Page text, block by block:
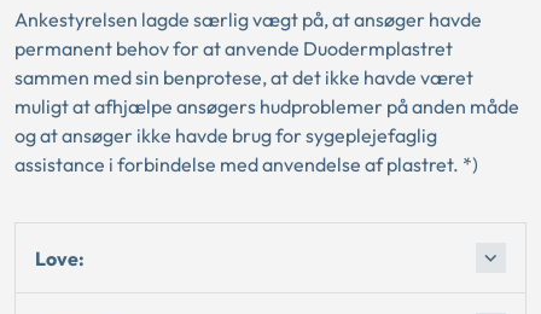
Ankestyrelsen lagde særlig vægt på, at ansøger havde
permanent behov for at anvende Duodermplastret
sammen med sin benprotese, at det ikke havde været
muligt at afhjælpe ansøgers hudproblemer på anden måde
og at ansøger ikke havde brug for sygeplejefaglig
assistance i forbindelse med anvendelse af plastret. *)
Love: